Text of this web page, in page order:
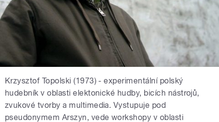
Krzysztof Topolski (1973) - experimentální polský
hudebník v oblasti elektonické hudby, bicích nástrojů,
zvukové tvorby a multimedia. Vystupuje pod
pseudonymem Arszyn, vede workshopy v oblasti